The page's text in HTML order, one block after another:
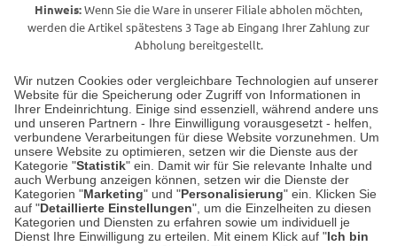
Wir nutzen Cookies oder vergleichbare Technologien auf unserer
Website für die Speicherung oder Zugriff von Informationen in
Ihrer Endeinrichtung. Einige sind essenziell, während andere uns
und unseren Partnern - Ihre Einwilligung vorausgesetzt - helfen,
verbundene Verarbeitungen für diese Website vorzunehmen. Um
unsere Website zu optimieren, setzen wir die Dienste aus der
Kategorie "Statistik" ein. Damit wir für Sie relevante Inhalte und
auch Werbung anzeigen können, setzen wir die Dienste der
Kategorien "Marketing" und "Personalisierung" ein. Klicken Sie
auf "Detaillierte Einstellungen", um die Einzelheiten zu diesen
Kategorien und Diensten zu erfahren sowie um individuell je
Dienst Ihre Einwilligung zu erteilen. Mit einem Klick auf "Ich bin
Hinweis:Wenn Sie die Ware in unserer Filiale abholen möchten,
werden die Artikel spätestens 3 Tage ab Eingang Ihrer Zahlung zur
Abholung bereitgestellt.
Unser Geschäft in Meckenheim
Auf dem Steinbüchel 6
53340 Meckenheim
Montag bis Samstag 9:00 Uhr bis 18:00 Uhr
weitere Information